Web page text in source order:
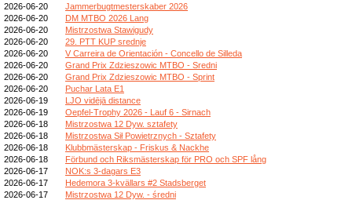
2026-06-20
Jammerbugtmesterskaber 2026
2026-06-20
DM MTBO 2026 Lang
2026-06-20
Mistrzostwa Stawigudy
2026-06-20
29. PTT KUP srednje
2026-06-20
V Carreira de Orientación - Concello de Silleda
2026-06-20
Grand Prix Zdzieszowic MTBO - Sredni
2026-06-20
Grand Prix Zdzieszowic MTBO - Sprint
2026-06-20
Puchar Lata E1
2026-06-19
LJO vidējā distance
2026-06-19
Oepfel-Trophy 2026 - Lauf 6 - Sirnach
2026-06-18
Mistrzostwa 12 Dyw. sztafety
2026-06-18
Mistrzostwa Sił Powietrznych - Sztafety
2026-06-18
Klubbmästerskap - Friskus & Nackhe
2026-06-18
Förbund och Riksmästerskap för PRO och SPF lång
2026-06-17
NOK:s 3-dagars E3
2026-06-17
Hedemora 3-kvällars #2 Stadsberget
2026-06-17
Mistrzostwa 12 Dyw. - średni